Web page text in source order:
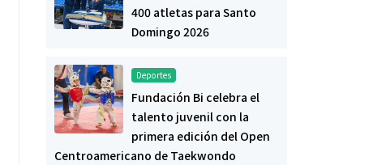
400 atletas para Santo
Domingo 2026
Deportes
Fundación Bi celebra el
talento juvenil con la
primera edición del Open
Centroamericano de Taekwondo